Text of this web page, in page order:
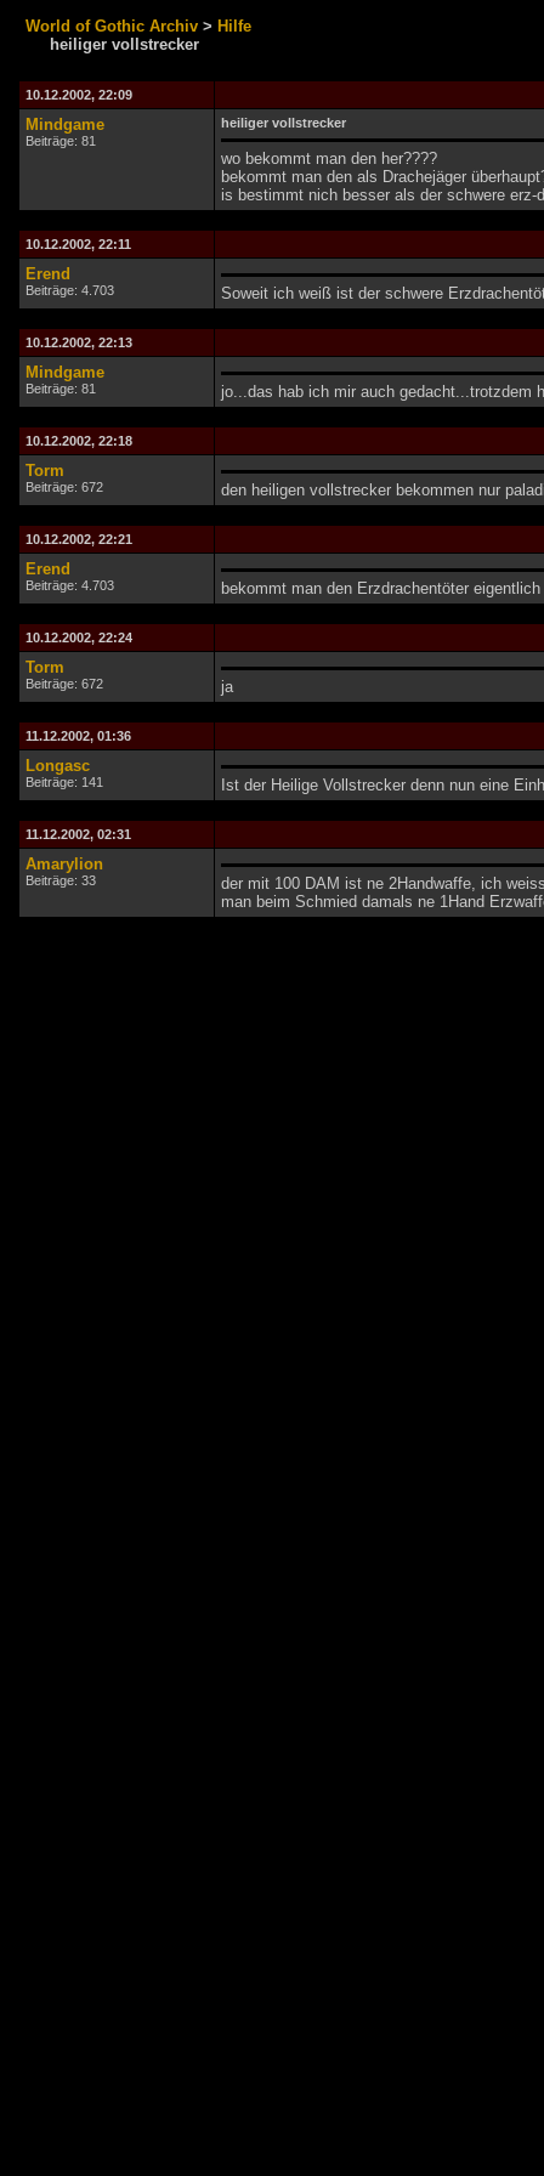
World of Gothic Archiv > Hilfe
heiliger vollstrecker
10.12.2002, 22:09
Mindgame
Beiträge: 81
heiliger vollstrecker
wo bekommt man den her????
bekommt man den als Drachejäger
is bestimmt nich besser als der schwere erz-
10.12.2002, 22:11
Erend
Beiträge: 4.703 Soweit ich weiß ist der schwere
10.12.2002, 22:13
Mindgame
Beiträge: 81 jo...das hab ich mir auch gedacht...trotzdem
10.12.2002, 22:18
Torm
Beiträge: 672 den heiligen vollstrecker bekommen nur
10.12.2002, 22:21
Erend
Beiträge: 4.703 bekommt man den Erzdrachentöter
10.12.2002, 22:24
Torm
Beiträge: 672 ja
11.12.2002, 01:36
Longasc
Beiträge: 141 Ist der Heilige Vollstrecker denn nun eine
11.12.2002, 02:31
Amarylion
Beiträge: 33
der mit 100 DAM ist ne 2Handwaffe, ich
man beim Schmied damals ne 1Hand